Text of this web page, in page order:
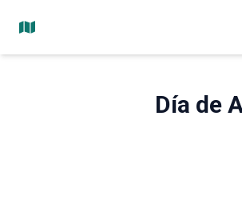
Día de